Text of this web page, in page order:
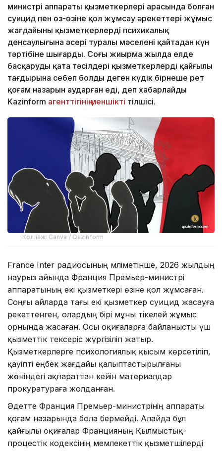
министрі аппараты қызметкерлері арасында болған
суицид пен өз-өзіне қол жұмсау әрекеттері жұмыс
жағдайының қызметкерлердің психикалық
денсаулығына әсері туралы мәселені қайтадан күн
тәртібіне шығарды. Соңғы жиырма жылда елде
басқарудың қатаң тәсілдері қызметкерлердің қайғылы
тағдырына себеп болды деген күдік бірнеше рет
қоғам назарын аударған еді, деп хабарлайды
Kazinform агенттігінің меншікті тілшісі.
Коллаж: Canva / Qazinform
France Inter радиосының мәліметінше, 2026 жылдың
наурыз айында Франция Премьер-министрі
аппаратының екі қызметкері өзіне қол жұмсаған.
Соңғы айларда тағы екі қызметкер суицид жасауға
әрекеттенген, олардың бірі мұны тікелей жұмыс
орнында жасаған. Осы оқиғаларға байланысты үш
қызметтік тексеріс жүргізіліп жатыр.
Қызметкерлерге психологиялық қысым көрсетіліп,
қауіпті еңбек жағдайы қалыптастырылғаны
жөніндегі ақпараттан кейін материалдар
прокуратураға жолданған.
Әдетте Франция Премьер-министрінің аппараты
қоғам назарында бола бермейді. Алайда бұл
қайғылы оқиғалар Францияның Қылмыстық-
процестік кодексінің мемлекеттік қызметшілерді